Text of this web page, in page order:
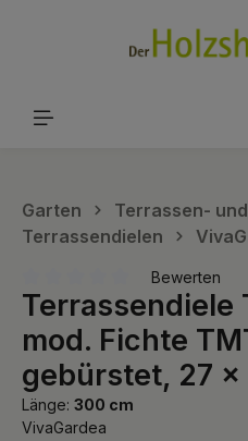
Garten
Terrassen-
Terrassendielen
Durchschnittliche Bewertung
Bewerten
Terrassendiele
mod. Fichte
gebürstet, 27 x
Länge: 300 cm
VivaGardea